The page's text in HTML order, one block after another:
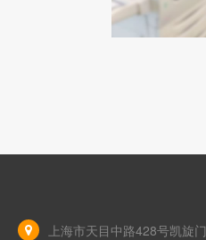
上海市天目中路428号凯旋